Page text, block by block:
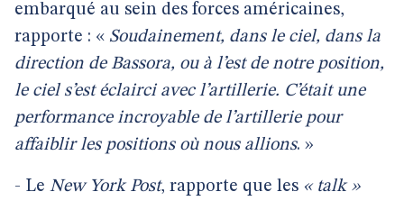
embarqué au sein des forces américaines,
rapporte : « Soudainement, dans le ciel, dans la
direction de Bassora, ou à l’est de notre position,
le ciel s’est éclairci avec l’artillerie. C’était une
performance incroyable de l’artillerie pour
affaiblir les positions où nous allions. »
- Le New York Post, rapporte que les « talk »